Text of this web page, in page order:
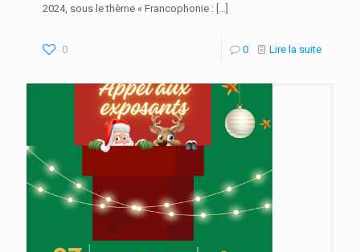
2024, sous le thème « Francophonie :
0 0 Lire la suite